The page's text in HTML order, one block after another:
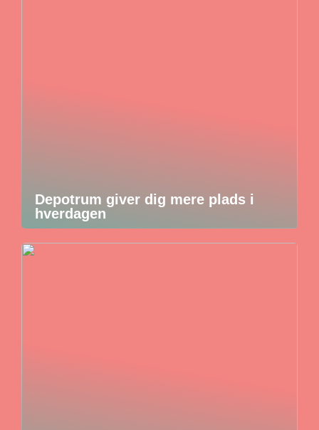
Depotrum giver dig mere plads i
hverdagen